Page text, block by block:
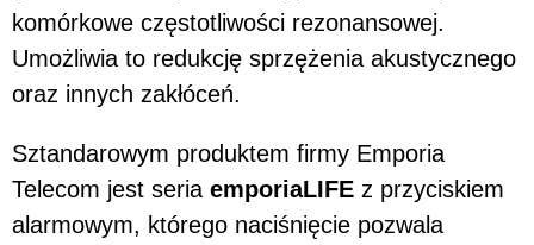
komórkowe częstotliwości rezonansowej.
Umożliwia to redukcję sprzężenia akustycznego
oraz innych zakłóceń.
Sztandarowym produktem firmy Emporia
Telecom jest seria emporiaLIFE z przyciskiem
alarmowym, którego naciśnięcie pozwala